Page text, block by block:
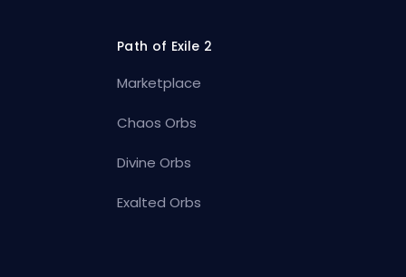
Path of Exile 2
Marketplace
Chaos Orbs
Divine Orbs
Exalted Orbs